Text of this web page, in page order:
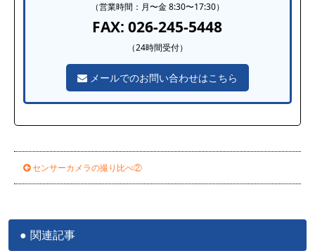
（営業時間：月〜金 8:30〜17:30）
FAX: 026-245-5448
（24時間受付）
メールでのお問い合わせはこちら
センサーカメラの撮り比べ②
関連記事